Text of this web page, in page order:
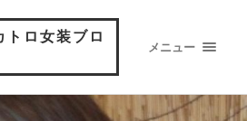
トロ女装ブロ
メニュー